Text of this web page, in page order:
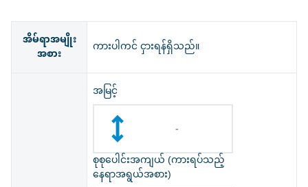
အိမ်ရာအမျိုး
အစား ကားပါကင် ငှားရန်ရှိသည်။
အမြင့်
-
စုစုပေါင်းအကျယ် (ကားရပ်သည့်
နေရာအရွယ်အစား)